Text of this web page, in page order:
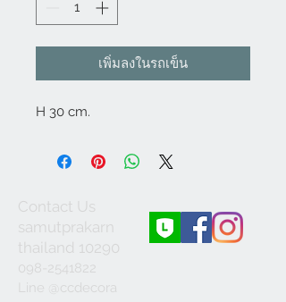
เพิ่มลงในรถเข็น
H 30 cm.
Contact Us
samutprakarn
thailand 10290
098-2541822
Line @ccdecora